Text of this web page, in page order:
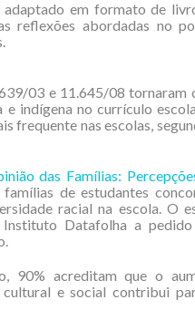
em formato de
reflexões abordadas no
03 e 11.645/08
indígena no currículo
frequente nas escolas,
das Famílias:
famílias de estudantes
racial na escola. O
Datafolha a
90% acreditam que o
e social contribui